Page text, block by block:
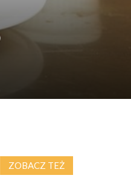
ZOBACZ TEŻ